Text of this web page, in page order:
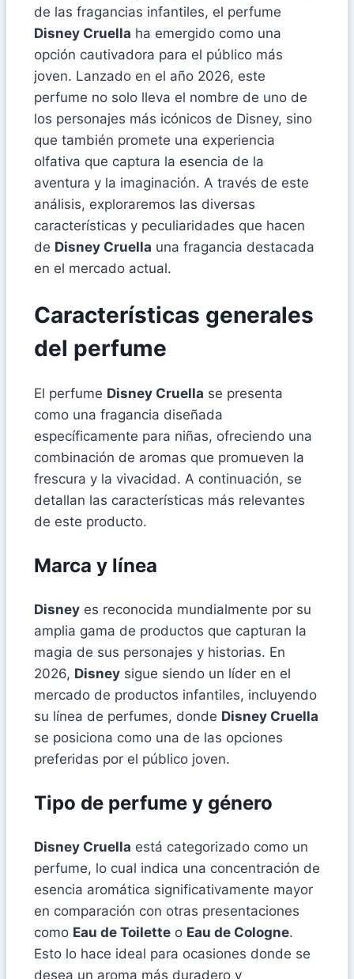
de las fragancias infantiles, el perfume
Disney Cruella ha emergido como una
opción cautivadora para el público más
joven. Lanzado en el año 2026, este
perfume no solo lleva el nombre de uno de
los personajes más icónicos de Disney, sino
que también promete una experiencia
olfativa que captura la esencia de la
aventura y la imaginación. A través de este
análisis, exploraremos las diversas
características y peculiaridades que hacen
de Disney Cruella una fragancia destacada
en el mercado actual.
Características generales
del perfume
El perfume Disney Cruella se presenta
como una fragancia diseñada
específicamente para niñas, ofreciendo una
combinación de aromas que promueven la
frescura y la vivacidad. A continuación, se
detallan las características más relevantes
de este producto.
Marca y línea
Disney es reconocida mundialmente por su
amplia gama de productos que capturan la
magia de sus personajes y historias. En
2026, Disney sigue siendo un líder en el
mercado de productos infantiles, incluyendo
su línea de perfumes, donde Disney Cruella
se posiciona como una de las opciones
preferidas por el público joven.
Tipo de perfume y género
Disney Cruella está categorizado como un
perfume, lo cual indica una concentración de
esencia aromática significativamente mayor
en comparación con otras presentaciones
como Eau de Toilette o Eau de Cologne.
Esto lo hace ideal para ocasiones donde se
desea un aroma más duradero y